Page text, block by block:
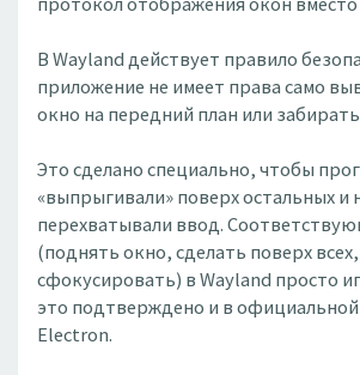
В Wayland действует правило
приложение не имеет права само
окно на передний план или
Это сделано специально, чтобы
«выпрыгивали» поверх остальных и
перехватывали ввод.
(поднять окно, сделать поверх всех,
сфокусировать) в Wayland просто
это подтверждено и в
Electron.